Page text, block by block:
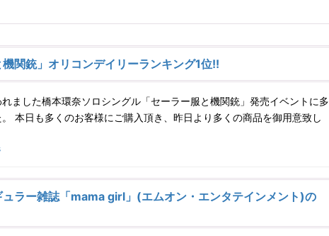
関銃」オリコンデイリーランキング1位!!
ました橋本環奈ソロシングル「セーラー服と機関銃」発売イベントに多
本日も多くのお客様にご購入頂き、昨日より多くの商品を御用意致し
ラー雑誌「mama girl」(エムオン・エンタテインメント)の